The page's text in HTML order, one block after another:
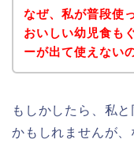
なぜ、私が普段使
おいしい幼児食も
ーが出て使えない
もしかしたら、私
かもしれませんが、